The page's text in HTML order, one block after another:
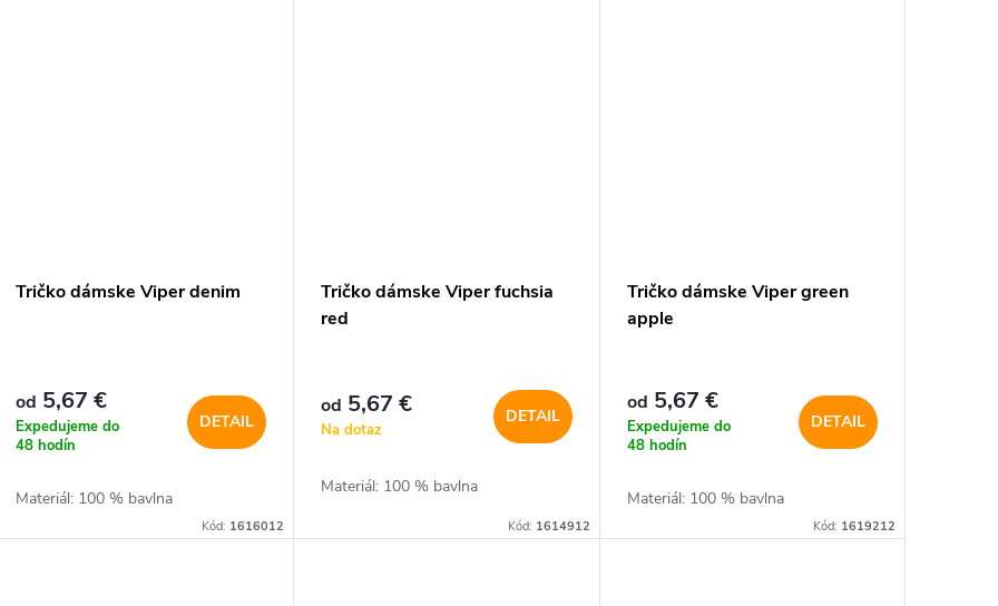
Tričko dámske Viper denim
od 5,67 €
Expedujeme do
48 hodín
DETAIL
Materiál: 100 % bavlna
Kód: 1616012
Tričko dámske Viper fuchsia
red
od 5,67 €
Na dotaz
DETAIL
Materiál: 100 % bavlna
Kód: 1614912
Tričko dámske Viper green
apple
od 5,67 €
Expedujeme do
48 hodín
DETAIL
Materiál: 100 % bavlna
Kód: 1619212